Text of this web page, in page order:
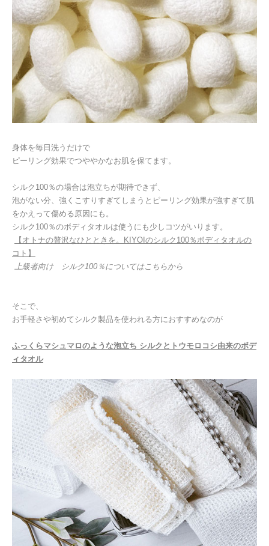
身体を毎日洗うだけで
ピーリング効果でつややかなお肌を保てます。
シルク 100％の場合は泡立ちが期待できず、
泡がない分、強くこすりすぎてしまうとピーリング効果が強すぎて肌
をかえって傷める原因にも。
シルク 100％のボディタオルは使うにも少しコツがいります。
【オトナの贅沢なひとときを。
KIYOI のシルク 100％ボディタオルの
コト】
上級者向け シルク100 ％についてはこちらから
そこで、
お手軽さや初めてシルク製品を使われる方におすすめなのが
ふっくらマシュマロのような泡立ち シルクとトウモロコシ由来のボデ
ィタオル